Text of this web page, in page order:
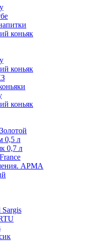
коньяк
коньяк
коньяк
0,5 л
0,7 л
АРМА
Sargis